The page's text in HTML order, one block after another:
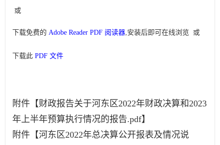
或
下载免费的Adobe Reader PDF 阅读器,安装后即可在线浏览 或
下载此PDF 文件
附件【财政报告关于河东区2022年财政决算和2023
年上半年预算执行情况的报告.pdf】
附件【河东区2022年总决算公开报表及情况说